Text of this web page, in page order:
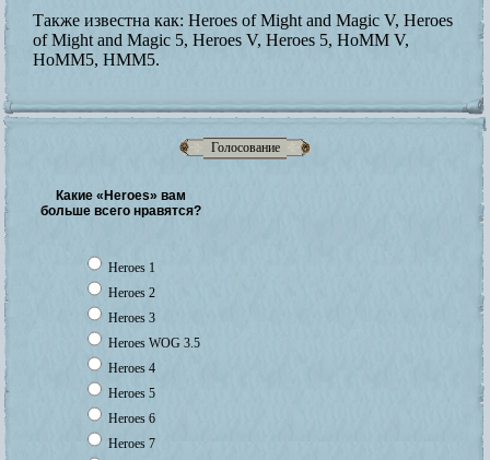
Голосование
Какие «Heroes» вам
больше всего нравятся?
Heroes 1
Heroes 2
Heroes 3
Heroes WOG 3.5
Heroes 4
Heroes 5
Heroes 6
Heroes 7
Также известна как: Heroes of Might and Magic V, Heroes
of Might and Magic 5, Heroes V, Heroes 5, HoMM V,
HoMM5, HMM5.